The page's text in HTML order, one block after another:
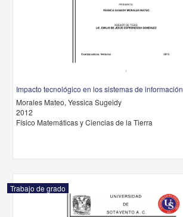
Impacto tecnológico en los sistemas de información
Morales Mateo, Yessica Sugeidy
2012
Físico Matemáticas y Ciencias de la Tierra
Trabajo de grado